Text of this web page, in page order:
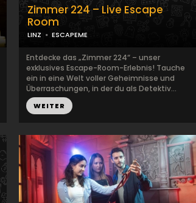
Zimmer 224 – Live Escape
Room
LINZ ESCAPEME
Entdecke das „Zimmer 224“ – unser
exklusives Escape-Room-Erlebnis! Tauche
ein in eine Welt voller Geheimnisse und
Überraschungen, in der du als Detektiv...
WEITER